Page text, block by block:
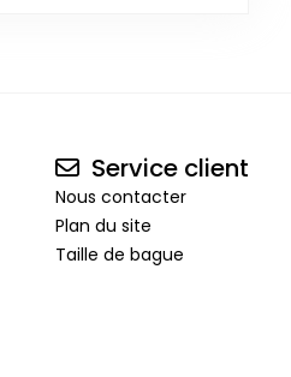
Service client
Nous contacter
Plan du site
Taille de bague